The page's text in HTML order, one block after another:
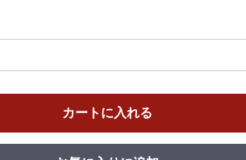
カートに入れる